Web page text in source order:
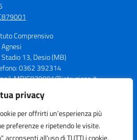
privacy
per offrirti un’esperienza più
preferenze e ripetendo le visite.
acconsenti all'uso di TUTTI i cookie.
Comprensivo
Stadio 13, Desio (MB)
0362 392314
MBIC879001@istruzione.it
MBIC879001@pec.istruzione.it
MBIC879001